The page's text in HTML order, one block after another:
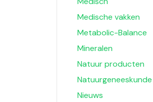
Medische vakken
Metabolic-Balance
Mineralen
Natuur producten
Natuurgeneeskunde
Nieuws